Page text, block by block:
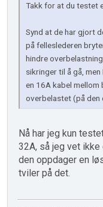
Takk for at du testet
Synd at de har gjort
på felleslederen
hindre
sikringer til å gå,
en 16A kabel
overbelastet (på den
Nå har jeg kun
32A, så jeg vet
den oppdager en
tviler på det.